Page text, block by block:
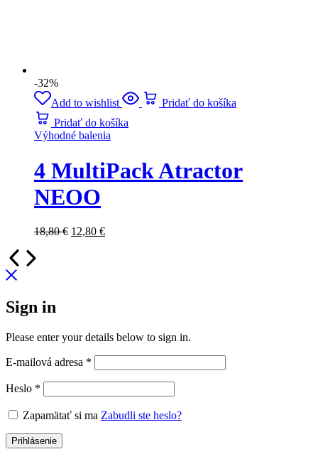
-32%
Add to wishlist
Pridať do košíka
Pridať do košíka
Výhodné balenia
4 MultiPack Atractor
NEOO
18,80€ 12,80 €
Sign in
Please enter your details below to sign in.
E-mailová adresa *
Heslo *
Zapamätať si ma Zabudli ste heslo?
Prihlásenie